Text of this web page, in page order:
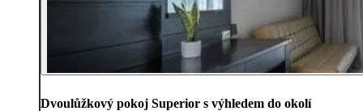
Dvoulůžkový pokoj Superior s výhledem do okolí